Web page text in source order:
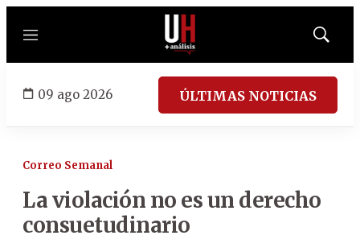
Menú
Mostrar
09 ago 2026 ÚLTIMAS NOTICIAS
Correo Semanal
La violación no es un derecho
consuetudinario